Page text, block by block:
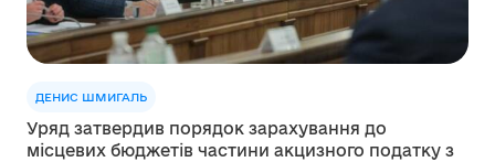
ДЕНИС ШМИГАЛЬ
Уряд затвердив порядок зарахування до
місцевих бюджетів частини акцизного податку з